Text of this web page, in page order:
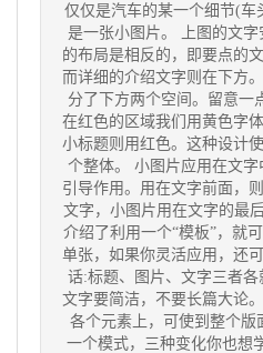
仅仅是汽车的某一个细节(车
是一张小图片。 上图的文
的布局是相反的，即要点的
而详细的介绍文字则在下方
分了下方两个空间。留意一
在红色的区域我们用黄色字
小标题则用红色。这种设计
个整体。 小图片应用在文
引导作用。用在文字前面，
文字，小图片用在文字的最
介绍了利用一个“模板”，就
单张，如果你灵活应用，还
话:标题、图片、文字三者
文字要简洁，不要长篇大论
各个元素上，可使到整个版
一个模式，三种变化你也想